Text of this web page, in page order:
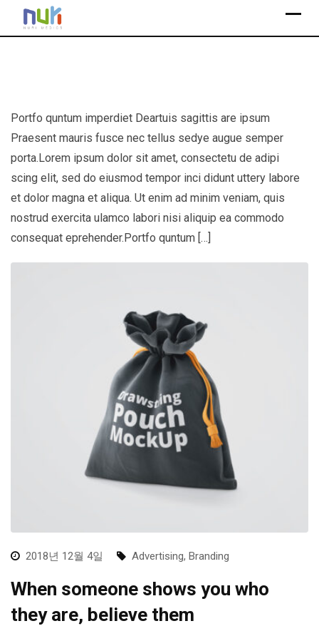
Portfo quntum imperdiet Deartuis sagittis are ipsum
Praesent mauris fusce nec tellus sedye augue semper
porta.Lorem ipsum dolor sit amet, consectetu de adipi
scing elit, sed do eiusmod tempor inci didunt uttery labore
et dolor magna et aliqua. Ut enim ad minim veniam, quis
nostrud exercita ulamco labori nisi aliquip ea commodo
consequat eprehender.Portfo quntum […]
2018년 12월 4일 Advertising, Branding
When someone shows you who
they are, believe them